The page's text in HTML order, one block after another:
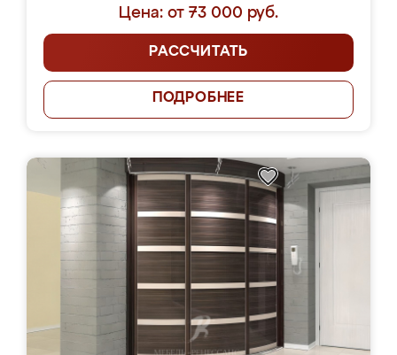
Цена: от 73 000 руб.
РАССЧИТАТЬ
ПОДРОБНЕЕ